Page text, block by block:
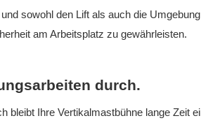
sowohl den Lift als auch die
am Arbeitsplatz zu gewährleisten.
durch.
bleibt Ihre Vertikalmastbühne lange Zeit